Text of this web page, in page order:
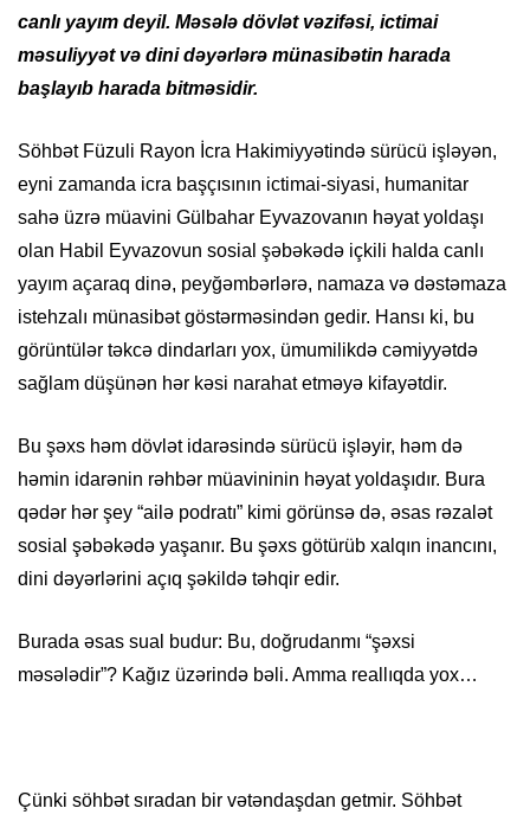
canlı yayım deyil. Məsələ dövlət vəzifəsi, ictimai
məsuliyyət və dini dəyərlərə münasibətin harada
başlayıb harada bitməsidir.
Söhbət Füzuli Rayon İcra Hakimiyyətində sürücü işləyən,
eyni zamanda icra başçısının ictimai-siyasi, humanitar
sahə üzrə müavini Gülbahar Eyvazovanın həyat yoldaşı
olan Habil Eyvazovun sosial şəbəkədə içkili halda canlı
yayım açaraq dinə, peyğəmbərlərə, namaza və dəstəmaza
istehzalı münasibət göstərməsindən gedir. Hansı ki, bu
görüntülər təkcə dindarları yox, ümumilikdə cəmiyyətdə
sağlam düşünən hər kəsi narahat etməyə kifayətdir.
Bu şəxs həm dövlət idarəsində sürücü işləyir, həm də
həmin idarənin rəhbər müavininin həyat yoldaşıdır. Bura
qədər hər şey “ailə podratı” kimi görünsə də, əsas rəzalət
sosial şəbəkədə yaşanır. Bu şəxs götürüb xalqın inancını,
dini dəyərlərini açıq şəkildə təhqir edir.
Burada əsas sual budur: Bu, doğrudanmı “şəxsi
məsələdir”? Kağız üzərində bəli. Amma reallıqda yox…
Çünki söhbət sıradan bir vətəndaşdan getmir. Söhbət